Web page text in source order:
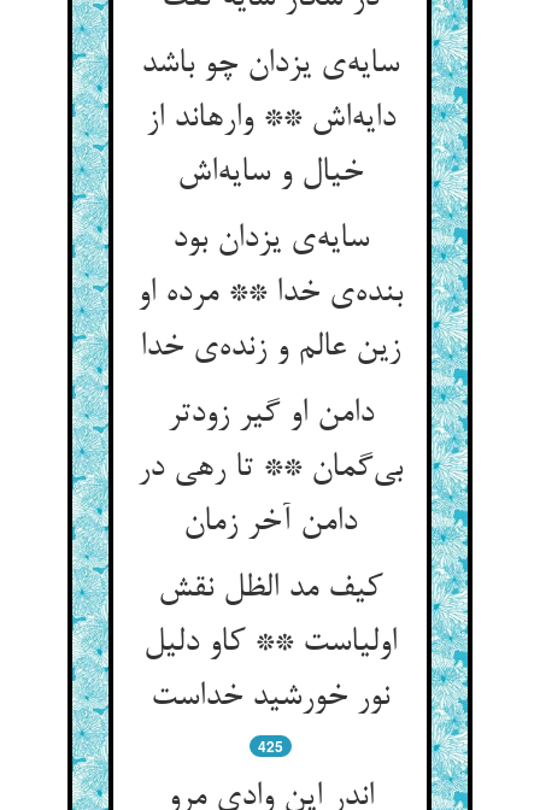
سایه‌‌ی یزدان چو باشد
دایه‌‌اش ** وارهاند از
سایه‌‌ی یزدان بود
بنده‌‌ی خدا ** مرده او
زین عالم و زنده‌‌ی خدا
دامن او گیر زودتر
بی‌‌گمان ** تا رهی در
کيف مد الظل نقش
اولیاست ** کاو دلیل
425
اندر این وادی مرو